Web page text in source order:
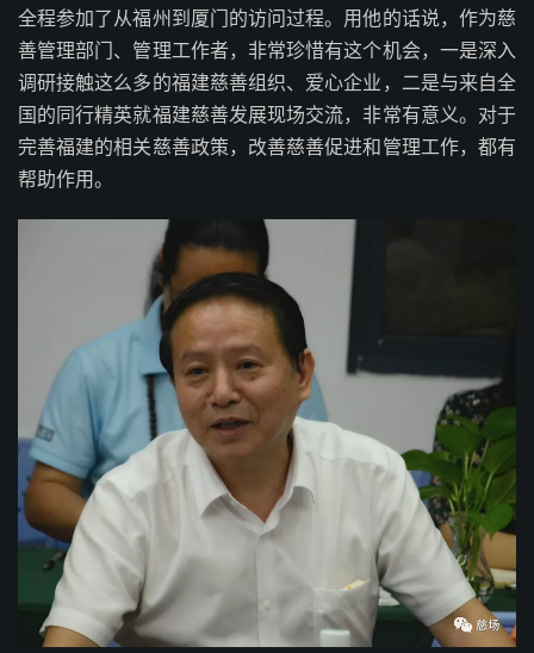
全程参加了从福州到厦门的访问过程。用他的话说，作为慈
善管理部门、管理工作者，非常珍惜有这个机会，一是深入
调研接触这么多的福建慈善组织、爱心企业，二是与来自全
国的同行精英就福建慈善发展现场交流，非常有意义。对于
完善福建的相关慈善政策，改善慈善促进和管理工作，都有
帮助作用。